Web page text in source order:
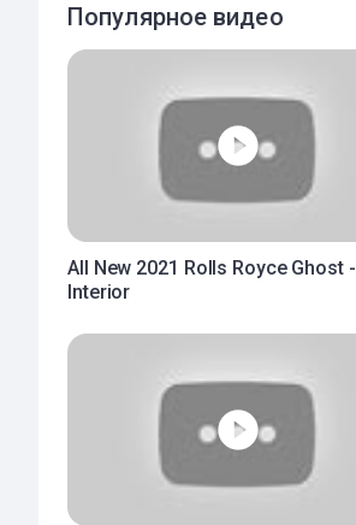
Популярное видео
All New 2021 Rolls Royce Ghost -
Interior